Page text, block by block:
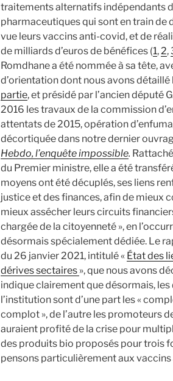
traitements alternatifs indépendants
pharmaceutiques qui sont en train de
vue leurs vaccins anti-covid, et de
de milliards d’euros de bénéfices (1,2,
Romdhane a été nommée à sa tête,
d’orientation dont nous avons
partie, et présidé par l’ancien député
2016 les travaux de la commission
attentats de 2015, opération
décortiquée dans notre dernier
Hebdo, l’enquête impossible.
du Premier ministre, elle a été
moyens ont été décuplés, ses liens
justice et des finances, afin de mieux
mieux assécher leurs circuits
chargée de la citoyenneté », en
désormais spécialement dédiée. Le
du 26 janvier 2021, intitulé « État des
dérives sectaires », que nous avons
indique clairement que désormais,
l’institution sont d’une part les «
complot », de l’autre les promoteurs
auraient profité de la crise pour
des produits bio proposés pour trois
pensons particulièrement aux